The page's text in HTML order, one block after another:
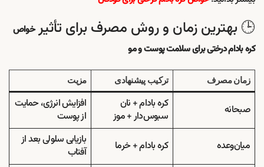
🕒 بهترین زمان و روش مصرف برای تأثیرخواص
کره بادام درختی برای سلامت پوست و مو
زمان مصرف ترکیب پیشنهادی مزیت
صبحانه
کره بادام + نان
سبوس‌دار + موز
افزایش انرژی، حمایت
از پوست
میان‌وعده
کره بادام + خرما
بازیابی سلولی بعد از
آفتاب